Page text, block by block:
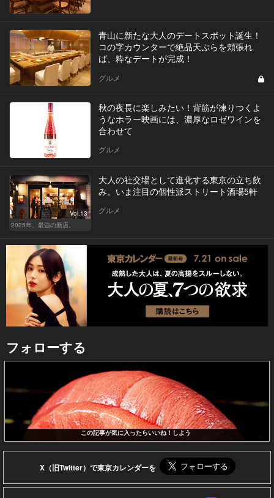
青山に新たな大人のデートスポット誕生！
コの字カウンターで絶品天ぷらを頬張れ
ば、粋なデートが完成！
グルメ
秋の夜長に楽しみたい！背筋が凍りつくよ
うなホラー映画には、濃厚なロゼワインを
合わせて
グルメ
Vol.13
2025年、最強の新店。
大人の社交場として進化する東京の立ち飲
み。いま注目の個性派ストリート酒場5軒
グルメ
フォローする
この記事が気に入ったらいいね！しよう
X（旧Twitter）で東京カレンダーを